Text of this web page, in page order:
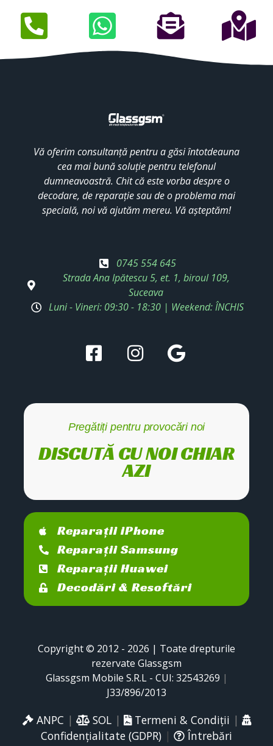
Vă oferim consultanță pentru a găsi întotdeauna
cea mai bună soluție pentru telefonul
dumneavoastră. Chit că este vorba despre o
decodare, de reparație sau de o problema mai
specială, noi vă ajutăm mereu. Vă așteptăm!
0745 554 645
Strada Ana Ipătescu 5, et. 1, biroul 109,
Suceava
Luni - Vineri: 09:30 - 18:30 | Weekend: ÎNCHIS
Pregătiți pentru provocări noi
DISCUTĂ CU NOI CHIAR
AZI
Reparații iPhone
Reparații Samsung
Reparații Huawei
Decodări & Resoftări
Copyright © 2012 - 2026 | Toate drepturile
rezervate Glassgsm
Glassgsm Mobile S.R.L - CUI: 32543269 |
J33/896/2013
ANPC | SOL| Termeni & Condiții |
Confidențialitate (GDPR) |
Întrebări